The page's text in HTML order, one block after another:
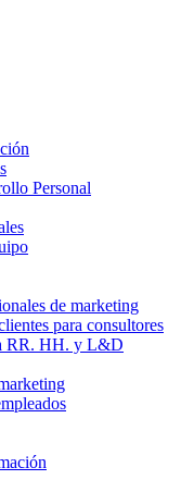
Personal
de marketing
para consultores
RR. HH. y L&D